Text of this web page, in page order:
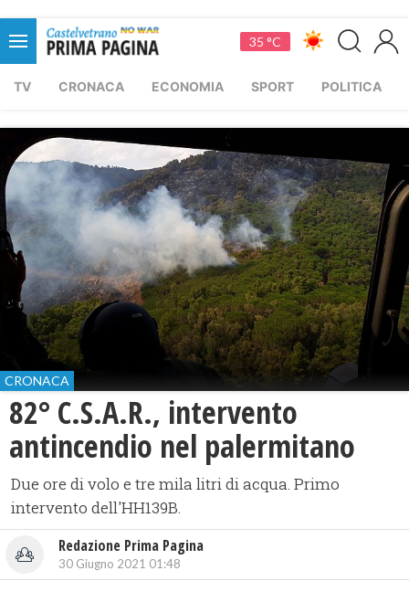
35 °C
TV CRONACA ECONOMIA SPORT POLITICA
CRONACA
82° C.S.A.R., intervento
antincendio nel palermitano
Due ore di volo e tre mila litri di acqua. Primo
intervento dell'HH139B.
Redazione Prima Pagina
30 Giugno 2021 01:48